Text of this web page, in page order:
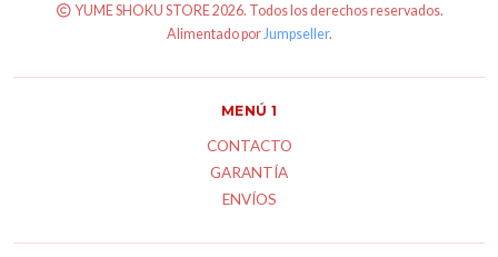
YUME SHOKU STORE 2026. Todos los derechos reservados.
Alimentado porJumpseller.
MENÚ 1
CONTACTO
GARANTÍA
ENVÍOS